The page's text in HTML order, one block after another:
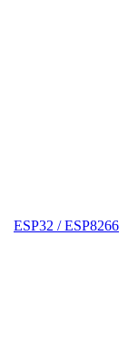
ESP32 / ESP8266